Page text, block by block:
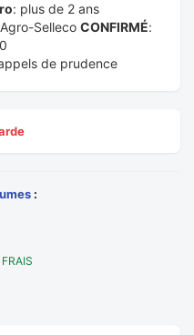
: plus de 2 ans
Selleco CONFIRMÉ:
de prudence
: